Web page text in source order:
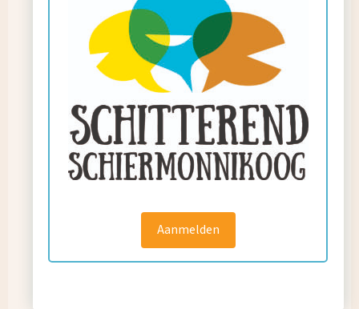
Waar ben je naar op zoek?Aanmelden